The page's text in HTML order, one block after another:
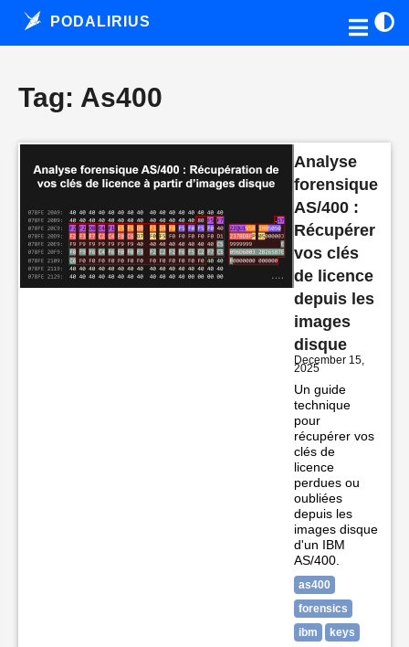
PODALIRIUS
Tag: As400
Analyse
forensique
AS/400 :
Récupérer
vos clés
de licence
depuis les
images
disque
December 15,
2025
Un guide
technique
pour
récupérer vos
clés de
licence
perdues ou
oubliées
depuis les
images disque
d'un IBM
AS/400.
as400
forensics
ibm
keys